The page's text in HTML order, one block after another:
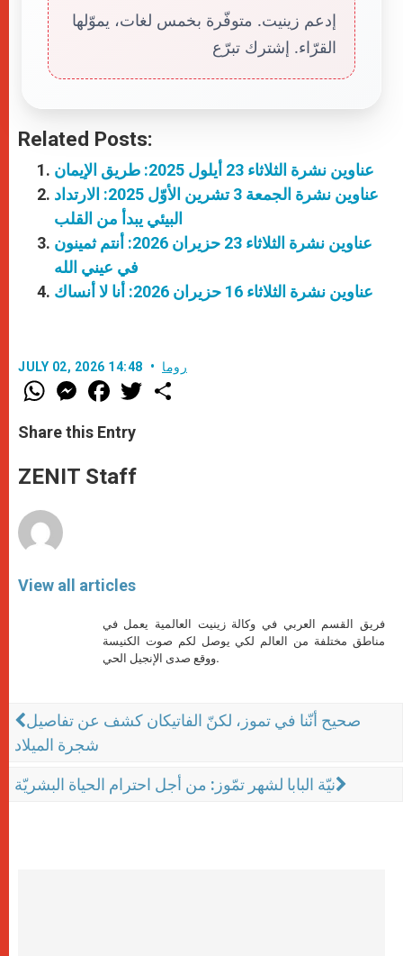
إدعم زينيت. متوفّرة بخمس لغات، يموّلها
القرّاء. إشترك تبرّع
Related Posts:
عناوين نشرة الثلاثاء 23 أيلول 2025: طريق الإيمان
عناوين نشرة الجمعة 3 تشرين الأوّل 2025: الارتداد
البيئي يبدأ من القلب
عناوين نشرة الثلاثاء 23 حزيران 2026: أنتم ثمينون
في عيني الله
عناوين نشرة الثلاثاء 16 حزيران 2026: أنا لا أنساك
JULY 02, 2026 14:48 روما
W
h
t
s
p
p
M
e
s
e
g
e
F
a
e
b
o
k
w
Share this Entry
ZENIT Staff
View all articles
فريق القسم العربي في وكالة زينيت العالمية يعمل في
مناطق مختلفة من العالم لكي يوصل لكم صوت الكنيسة
ووقع صدى الإنجيل الحي.
صحيح أنّنا في تموز، لكنّ الفاتيكان كشف عن تفاصيل
شجرة الميلاد
نيّة البابا لشهر تمّوز: من أجل احترام الحياة البشريّة